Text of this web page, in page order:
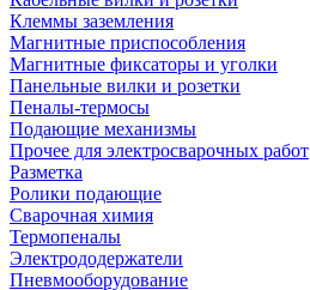
Клеммы заземления
Магнитные приспособления
Магнитные фиксаторы и уголки
Панельные вилки и розетки
Пеналы-термосы
Подающие механизмы
Прочее для электросварочных работ
Разметка
Ролики подающие
Сварочная химия
Термопеналы
Электрододержатели
Пневмооборудование